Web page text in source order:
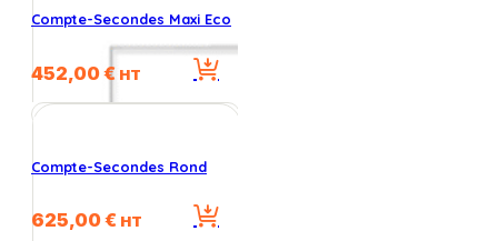
Compte-Secondes Maxi Eco
452,00€ HT
Compte-Secondes Rond
625,00€ HT